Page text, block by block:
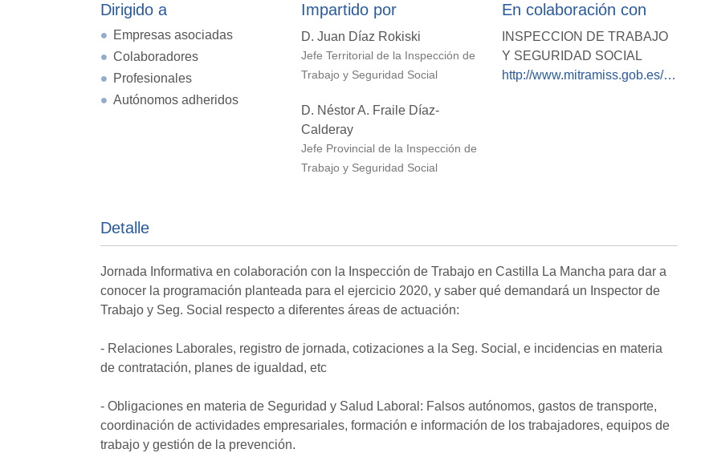
Dirigido a
Empresas asociadas
Colaboradores
Profesionales
Autónomos adheridos
Impartido por
D. Juan Díaz Rokiski
Jefe Territorial de la Inspección de
Trabajo y Seguridad Social
D. Néstor A. Fraile Díaz-
Calderay
Jefe Provincial de la Inspección de
Trabajo y Seguridad Social
En colaboración con
INSPECCION DE TRABAJO
Y SEGURIDAD SOCIAL
http://www.mitramiss.gob.es/itss/web/index.html
Detalle
Jornada Informativa en colaboración con la Inspección de Trabajo en Castilla La Mancha para dar a
conocer la programación planteada para el ejercicio 2020, y saber qué demandará un Inspector de
Trabajo y Seg. Social respecto a diferentes áreas de actuación:
- Relaciones Laborales, registro de jornada, cotizaciones a la Seg. Social, e incidencias en materia
de contratación, planes de igualdad, etc
- Obligaciones en materia de Seguridad y Salud Laboral: Falsos autónomos, gastos de transporte,
coordinación de actividades empresariales, formación e información de los trabajadores, equipos de
trabajo y gestión de la prevención.